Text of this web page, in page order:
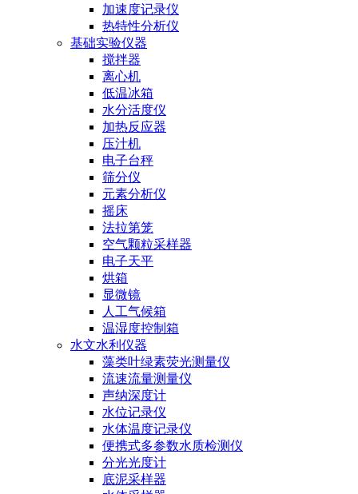
加速度记录仪
热特性分析仪
基础实验仪器
搅拌器
离心机
低温冰箱
水分活度仪
加热反应器
压汁机
电子台秤
筛分仪
元素分析仪
摇床
法拉第笼
空气颗粒采样器
电子天平
烘箱
显微镜
人工气候箱
温湿度控制箱
水文水利仪器
藻类叶绿素荧光测量仪
流速流量测量仪
声纳深度计
水位记录仪
水体温度记录仪
便携式多参数水质检测仪
分光光度计
底泥采样器